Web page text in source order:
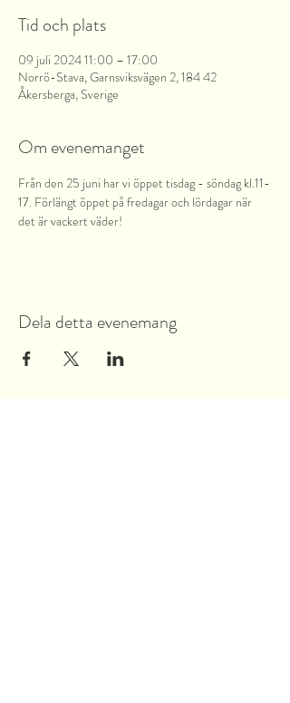
Tid och plats
09 juli 2024 11:00 – 17:00
Norrö-Stava, Garnsviksvägen 2, 184 42
Åkersberga, Sverige
Om evenemanget
Från den 25 juni har vi öppet tisdag - söndag kl.11-
17. Förlängt öppet på fredagar och lördagar när
det är vackert väder!
Dela detta evenemang